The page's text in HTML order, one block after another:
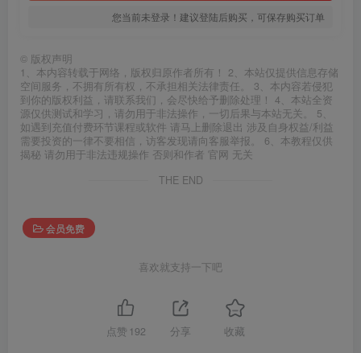
您当前未登录！建议登陆后购买，可保存购买订单
© 版权声明
1、本内容转载于网络，版权归原作者所有！ 2、本站仅提供信息存储
空间服务，不拥有所有权，不承担相关法律责任。 3、本内容若侵犯
到你的版权利益，请联系我们，会尽快给予删除处理！ 4、本站全资
源仅供测试和学习，请勿用于非法操作，一切后果与本站无关。 5、
如遇到充值付费环节课程或软件 请马上删除退出 涉及自身权益/利益
需要投资的一律不要相信，访客发现请向客服举报。 6、本教程仅供
揭秘 请勿用于非法违规操作 否则和作者 官网 无关
THE END
会员免费
喜欢就支持一下吧
点赞 192 分享 收藏